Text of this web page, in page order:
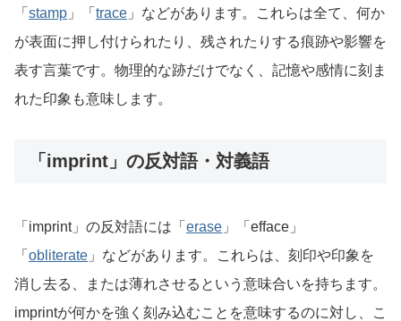
「 stamp 」「 trace 」などがあります。これらは全て、何か
が表面に押し付けられたり、残されたりする痕跡や影響を
表す言葉です。物理的な跡だけでなく、記憶や感情に刻ま
れた印象も意味します。
「imprint」の反対語・対義語
「imprint」の反対語には「 erase 」「efface」
「 obliterate 」などがあります。これらは、刻印や印象を
消し去る、または薄れさせるという意味合いを持ちます。
imprintが何かを強く刻み込むことを意味するのに対し、こ